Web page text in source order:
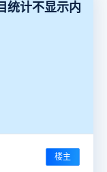
统计不显示内
楼主